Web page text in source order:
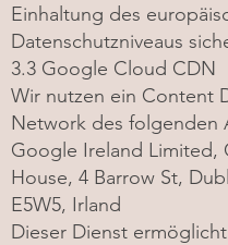
Einhaltung des
Datenschutzniveaus
3.3 Google Cloud CDN
Wir nutzen ein Content
Network des folgenden
Google Ireland Limited,
House, 4 Barrow St,
E5W5, Irland
Dieser Dienst